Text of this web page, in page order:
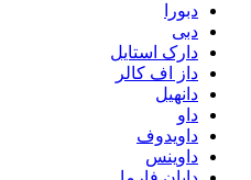
دبورا
دبی
دارک استایل
داز اف کالر
دانهیل
داو
داویدوف
داوینس